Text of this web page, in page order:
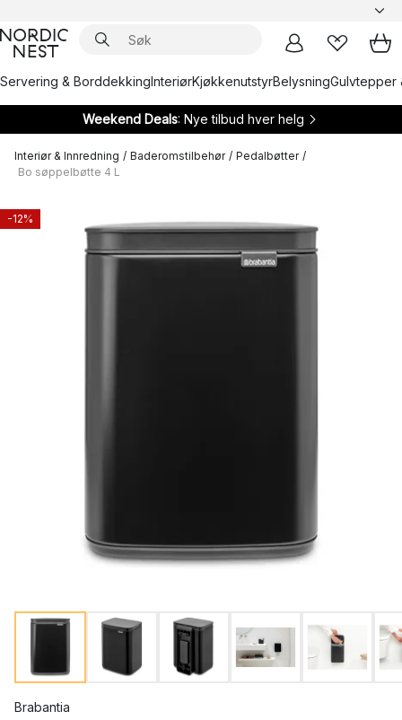
Servering & BorddekkingInteriørKjøkkenutstyrBelysningGulvtepper
Weekend Deals: Nye tilbud hver helg
Interiør & Innredning / Baderomstilbehør / Pedalbøtter /
Bo søppelbøtte 4 L
-12%
Brabantia